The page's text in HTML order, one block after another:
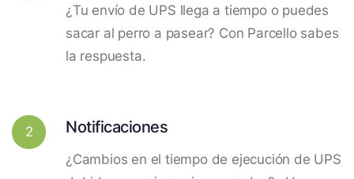
¿Tu envío de UPS llega a tiempo o puedes
sacar al perro a pasear? Con Parcello sabes
la respuesta.
2 Notificaciones
¿Cambios en el tiempo de ejecución de UPS